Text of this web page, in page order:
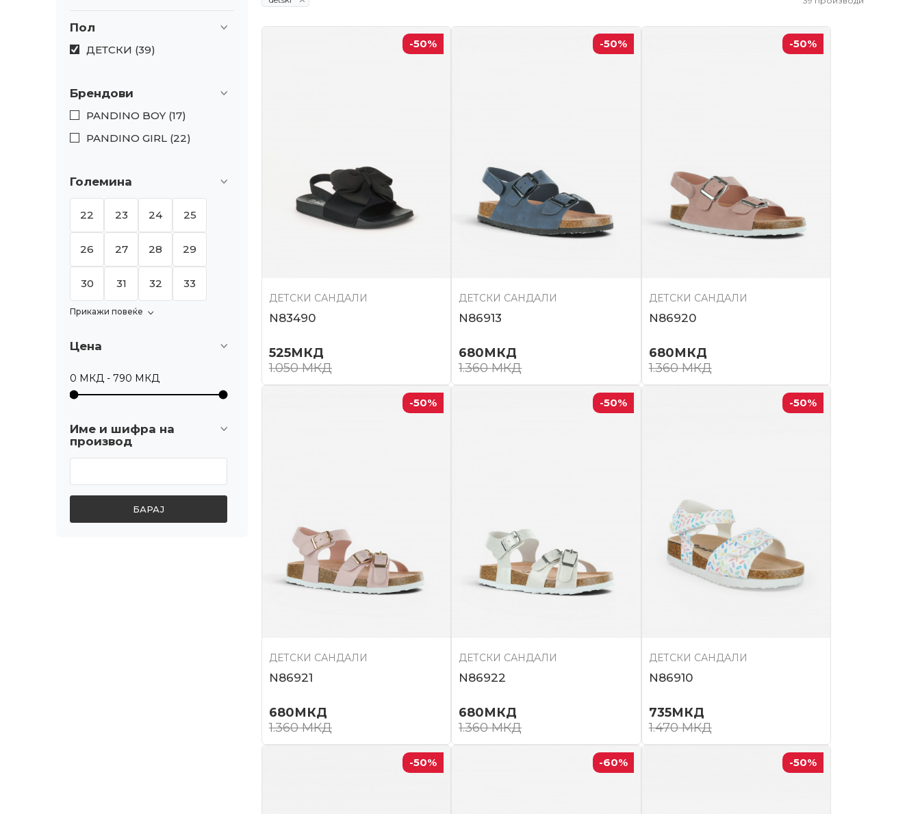
Пол
ДЕТСКИ (39)
Брендови
PANDINO BOY (17)
PANDINO GIRL (22)
Големина
22 23 24 25
26 27 28 29
30 31 32 33
Прикажи повеќе
Цена
Име и шифра на
производ
БАРАЈ
-50%
ДЕТСКИ САНДАЛИ
N83490
525МКД
1.050МКД
-50%
ДЕТСКИ САНДАЛИ
N86913
680МКД
1.360МКД
-50%
ДЕТСКИ САНДАЛИ
N86920
680МКД
1.360МКД
-50%
ДЕТСКИ САНДАЛИ
N86921
680МКД
1.360МКД
-50%
ДЕТСКИ САНДАЛИ
N86922
680МКД
1.360МКД
-50%
ДЕТСКИ САНДАЛИ
N86910
735МКД
1.470МКД
-50% -60% -50%